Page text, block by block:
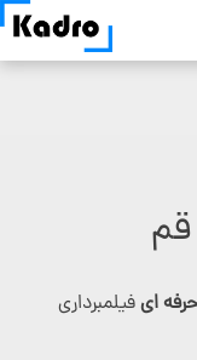
ایفیلمبرداری